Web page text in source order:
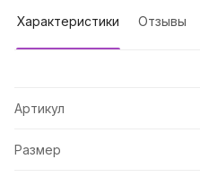
Характеристики Отзывы
Артикул
Размер